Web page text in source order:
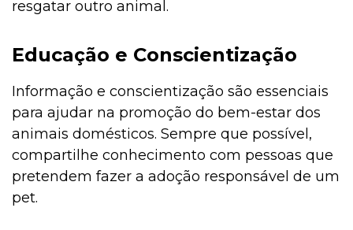
resgatar outro animal.
Educação e Conscientização
Informação e conscientização são essenciais
para ajudar na promoção do bem-estar dos
animais domésticos. Sempre que possível,
compartilhe conhecimento com pessoas que
pretendem fazer a adoção responsável de um
pet.